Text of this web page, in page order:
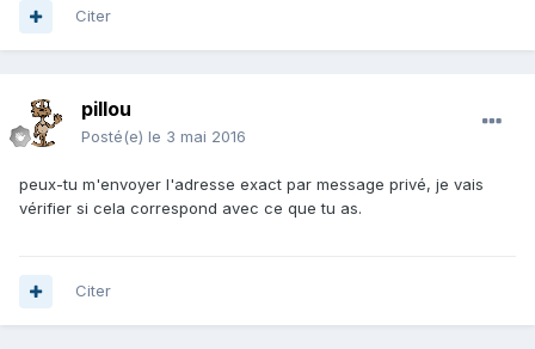
Citer
pillou
Posté(e) le 3 mai 2016
peux-tu m'envoyer l'adresse exact par message privé, je vais
vérifier si cela correspond avec ce que tu as.
Citer